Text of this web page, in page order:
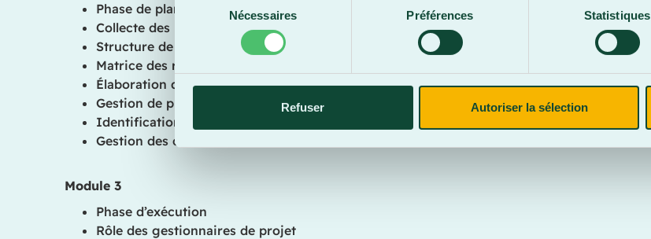
consentement
Nécessaires Préférences Statistiques
Refuser Autoriser la sélection
Phase de planification du projet et plan de projet
Collecte des besoins
Structure de découpage du projet
Matrice des responsabilités
Élaboration de l'échéancier et du budget du projet
Gestion de projet à l'aide d'un tableau visuel des tâches (kanban)
Identification et stratégie de gestion des risques
Gestion des communications
Module 3
Phase d’exécution
Rôle des gestionnaires de projet